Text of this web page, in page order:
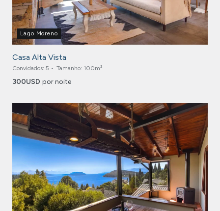
Lago Moreno
Casa Alta Vista
Convidados: 5 Tamanho: 100m²
300USD por noite